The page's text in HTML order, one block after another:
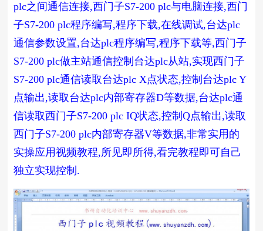
plc之间通信连接,西门子S7-200 plc与电脑连接,西门
子S7-200 plc程序编写,程序下载,在线调试,台达plc
通信参数设置,台达plc程序编写,程序下载等,西门子
S7-200 plc做主站通信控制台达plc从站,实现西门子
S7-200 plc通信读取台达plc X点状态,控制台达plc Y
点输出,读取台达plc内部寄存器D等数据,台达plc通
信读取西门子S7-200 plc IQ状态,控制Q点输出,读取
西门子S7-200 plc内部寄存器V等数据,非常实用的
实操应用视频教程,所见即所得,看完教程即可自己
独立实现控制.